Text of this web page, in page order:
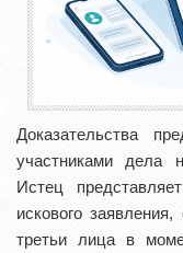
Доказательства
участниками дела
Истец
искового
третьи лица в